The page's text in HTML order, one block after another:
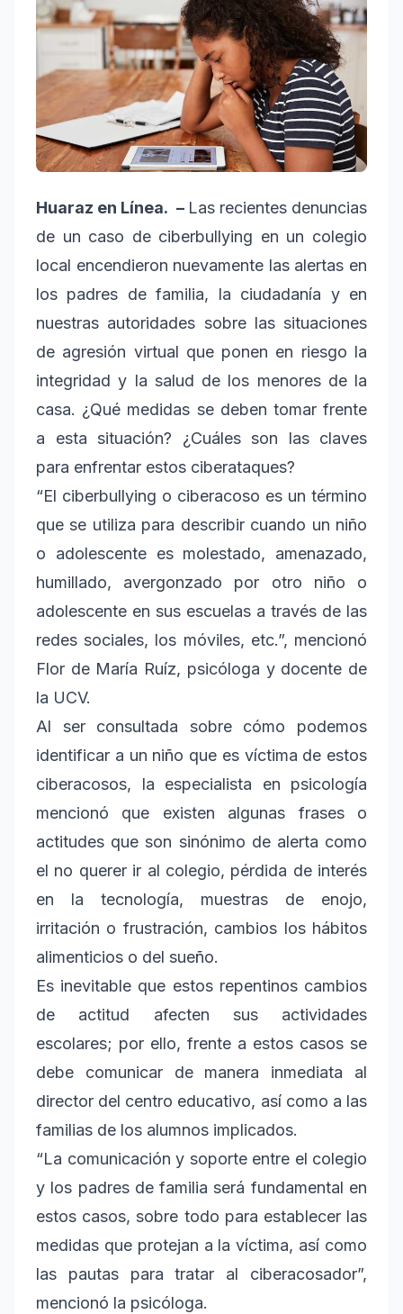
Huaraz en Línea. – Las recientes denuncias
de un caso de ciberbullying en un colegio
local encendieron nuevamente las alertas en
los padres de familia, la ciudadanía y en
nuestras autoridades sobre las situaciones
de agresión virtual que ponen en riesgo la
integridad y la salud de los menores de la
casa. ¿Qué medidas se deben tomar frente
a esta situación? ¿Cuáles son las claves
para enfrentar estos ciberataques?
“El ciberbullying o ciberacoso es un término
que se utiliza para describir cuando un niño
o adolescente es molestado, amenazado,
humillado, avergonzado por otro niño o
adolescente en sus escuelas a través de las
redes sociales, los móviles, etc.”, mencionó
Flor de María Ruíz, psicóloga y docente de
la UCV.
Al ser consultada sobre cómo podemos
identificar a un niño que es víctima de estos
ciberacosos, la especialista en psicología
mencionó que existen algunas frases o
actitudes que son sinónimo de alerta como
el no querer ir al colegio, pérdida de interés
en la tecnología, muestras de enojo,
irritación o frustración, cambios los hábitos
alimenticios o del sueño.
Es inevitable que estos repentinos cambios
de actitud afecten sus actividades
escolares; por ello, frente a estos casos se
debe comunicar de manera inmediata al
director del centro educativo, así como a las
familias de los alumnos implicados.
“La comunicación y soporte entre el colegio
y los padres de familia será fundamental en
estos casos, sobre todo para establecer las
medidas que protejan a la víctima, así como
las pautas para tratar al ciberacosador”,
mencionó la psicóloga.